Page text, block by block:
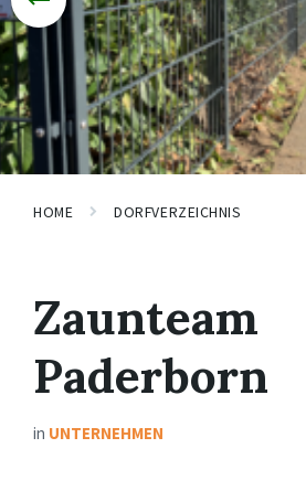
HOME DORFVERZEICHNIS
Zaunteam
Paderborn
in UNTERNEHMEN